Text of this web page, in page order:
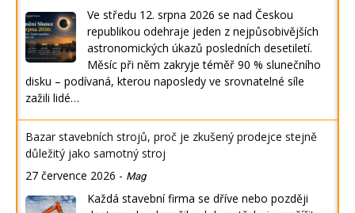
Ve středu 12. srpna 2026 se nad Českou
republikou odehraje jeden z nejpůsobivějších
astronomických úkazů posledních desetiletí.
Měsíc při něm zakryje téměř 90 % slunečního
disku – podívaná, kterou naposledy ve srovnatelné síle
zažili lidé…
Bazar stavebních strojů, proč je zkušený prodejce stejně
důležitý jako samotný stroj
27 července 2026 - Mag
Každá stavební firma se dříve nebo později